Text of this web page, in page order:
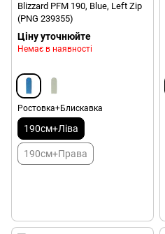
Blizzard PFM 190, Blue, Left Zip
(PNG 239355)
Ціну уточнюйте
Немає в наявності
Ростовка+Блискавка
190см+Ліва
190см+Права